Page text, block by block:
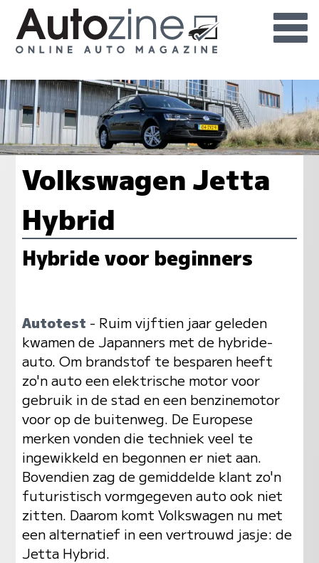
Volkswagen Jetta
Hybrid
Hybride voor beginners
Autotest - Ruim vijftien jaar geleden
kwamen de Japanners met de hybride-
auto. Om brandstof te besparen heeft
zo'n auto een elektrische motor voor
gebruik in de stad en een benzinemotor
voor op de buitenweg. De Europese
merken vonden die techniek veel te
ingewikkeld en begonnen er niet aan.
Bovendien zag de gemiddelde klant zo'n
futuristisch vormgegeven auto ook niet
zitten. Daarom komt Volkswagen nu met
een alternatief in een vertrouwd jasje: de
Jetta Hybrid.